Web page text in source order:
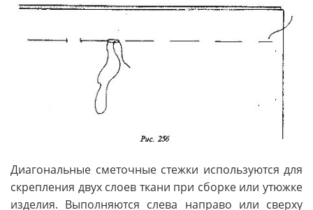
Диагональные сметочные стежки используются для
скрепления двух слоев ткани при сборке или утюжке
изделия. Выполняются слева направо или сверху